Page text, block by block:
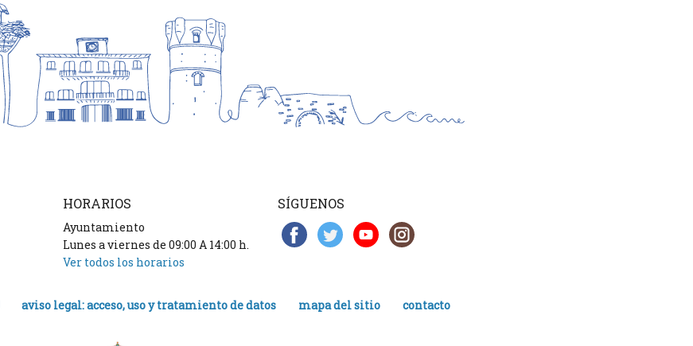
HORARIOS
Ayuntamiento
Lunes a viernes de 09:00 A 14:00 h.
Ver todos los horarios
SÍGUENOS
aviso legal: acceso, uso y tratamiento de datos mapa del sitio contacto